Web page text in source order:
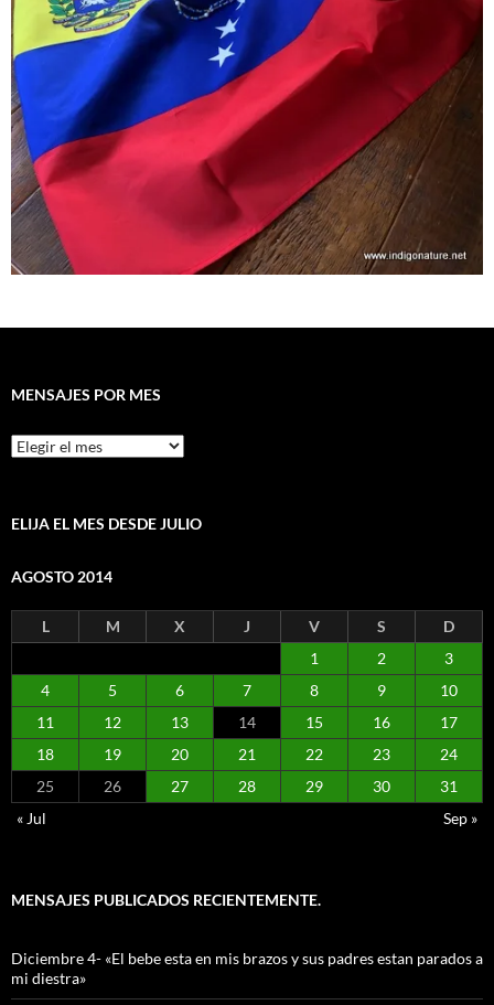
MENSAJES POR MES
Mensajes
por
ELIJA EL MES DESDE JULIO
AGOSTO 2014
L M X J V S
D
1
2
3
4
5 6 7 8 9
10
11
12 13 14 15 16
17
18
19 20 21 22 23
24
25
26 27 28 29 30
31
« Jul
Sep »
MENSAJES PUBLICADOS RECIENTEMENTE.
Diciembre 4- «El bebe esta en mis brazos y sus padres estan parados a
mi diestra»